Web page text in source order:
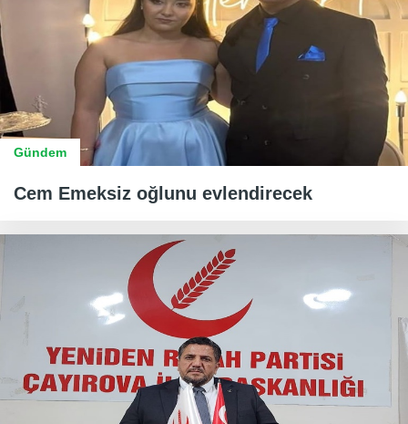
Gündem
Cem Emeksiz oğlunu evlendirecek